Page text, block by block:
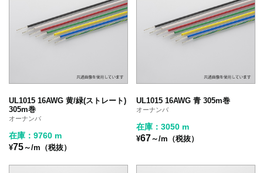
UL1015 16AWG 黄/緑(ストレート)
305m巻
オーナンバ
在庫：9760 m
¥75～/m（税抜）
UL1015 16AWG 青 305m巻
オーナンバ
在庫：3050 m
¥67～/m（税抜）